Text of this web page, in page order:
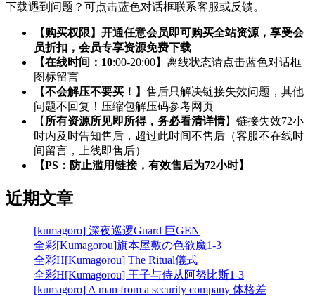
下载遇到问题？可点击蓝色对话框联系客服或反馈。
【购买权限】开通任意会员即可购买全站资源，享受会
员折扣，会员专享资源免费下载
【在线时间：10:00-20:00】离线状态请点击蓝色对话框
图标留言
【不会解压不要买！】 售后只解决链接失效问题，其他
问题不回复！压缩包解压码参考网页
【 所有资源所见即所得，务必看清详情】链接失效72小
时内及时告知售后，超过此时间不售后（客服不在线时
间留言，上线即售后）
【PS：防止滥用链接，有效售后为72小时】
近期文章
[kumagoro] 深夜巡逻Guard 巨GEN
全彩[Kumagorou]旗本屋敷の色欲魔1-3
全彩H[Kumagorou] The Ritual儀式
全彩H[Kumagorou] 王子与侍从阿努比斯1-3
[kumagoro] A man from a security company 体格差